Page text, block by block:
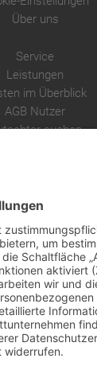
Über uns
Service
Leistungen
im Überblick
AGB Nutzer
suchen
Anfrage
Presse
Der DGuSV
eintragen
für Suchende